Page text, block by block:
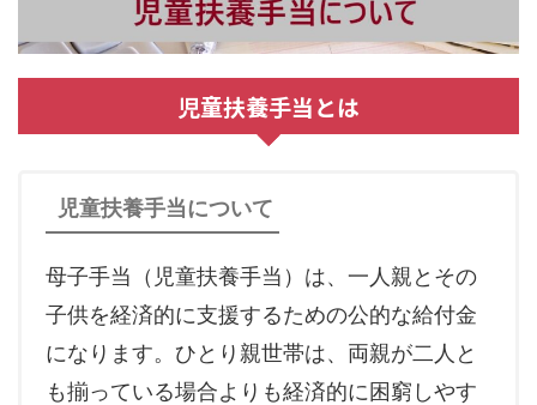
児童扶養手当とは
児童扶養手当について
母子手当（児童扶養手当）は、一人親とその
子供を経済的に支援するための公的な給付金
になります。ひとり親世帯は、両親が二人と
も揃っている場合よりも経済的に困窮しやす